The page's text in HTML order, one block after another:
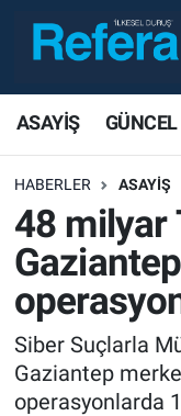
ASAYİŞ GÜNCEL
HABERLER ASAYİŞ
48 milyar
Siber Suçlarla
Gaziantep
operasyonlarda